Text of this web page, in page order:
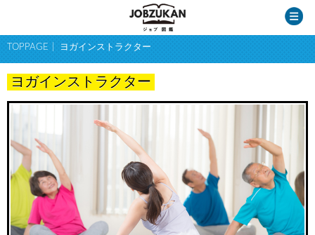
TOPPAGE ヨガインストラクター
ヨガインストラクター